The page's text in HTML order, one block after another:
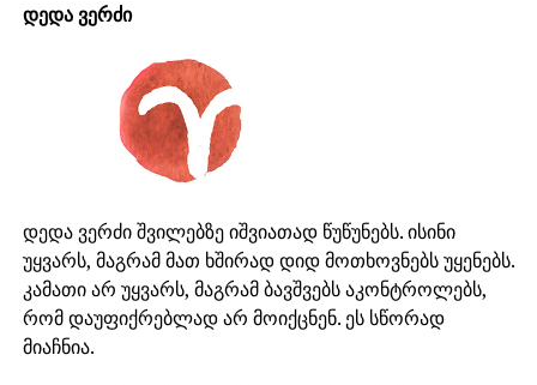
დედა ვერძი
დედა ვერძი შვილებზე იშვიათად წუწუნებს. ისინი
უყვარს, მაგრამ მათ ხშირად დიდ მოთხოვნებს უყენებს.
კამათი არ უყვარს, მაგრამ ბავშვებს აკონტროლებს,
რომ დაუფიქრებლად არ მოიქცნენ. ეს სწორად
მიაჩნია.